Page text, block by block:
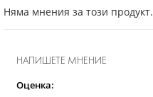
Няма мнения за този продукт.
НАПИШЕТЕ МНЕНИЕ
Оценка: